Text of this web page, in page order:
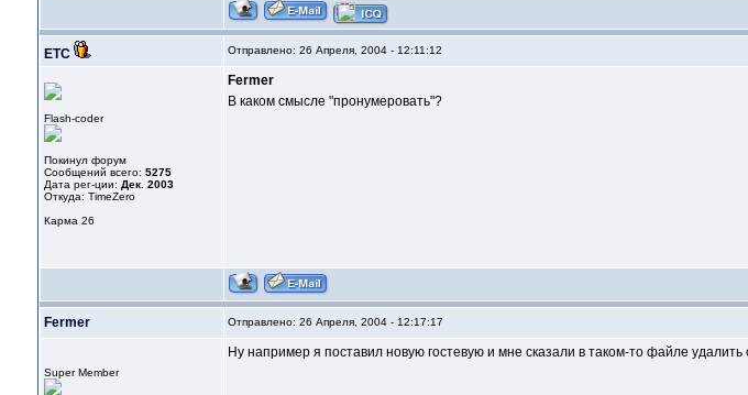
ETC Отправлено: 26 Апреля, 2004 - 12:11:12
Flash-coder
Покинул форум
Сообщений всего: 5275
Дата рег-ции: Дек. 2003
Откуда: TimeZero
Карма 26
Fermer
В каком смысле "пронумеровать"?
Fermer Отправлено: 26 Апреля, 2004 - 12:17:17
Super Member
Ну например я поставил новую гостевую и мне сказали в таком-то файле